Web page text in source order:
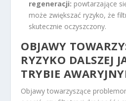
regeneracji: powtarzające
może zwiększać ryzyko, że
skutecznie oczyszczony.
OBJAWY
RYZYKO DALSZEJ
TRYBIE
Objawy towarzyszące